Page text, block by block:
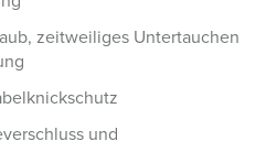
zeitweiliges Untertauchen
und